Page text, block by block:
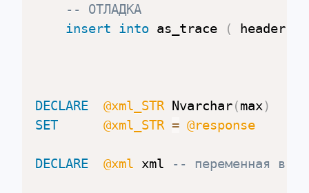
-- ОТЛАДКА
insert into as_trace ( header
DECLARE @xml_STR Nvarchar(max)
SET
@xml_STR = @response
DECLARE @xml xml -- переменная в